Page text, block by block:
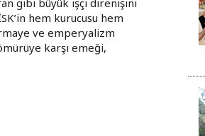
hem kurucusu hem
ve emperyalizm
karşı emeği,